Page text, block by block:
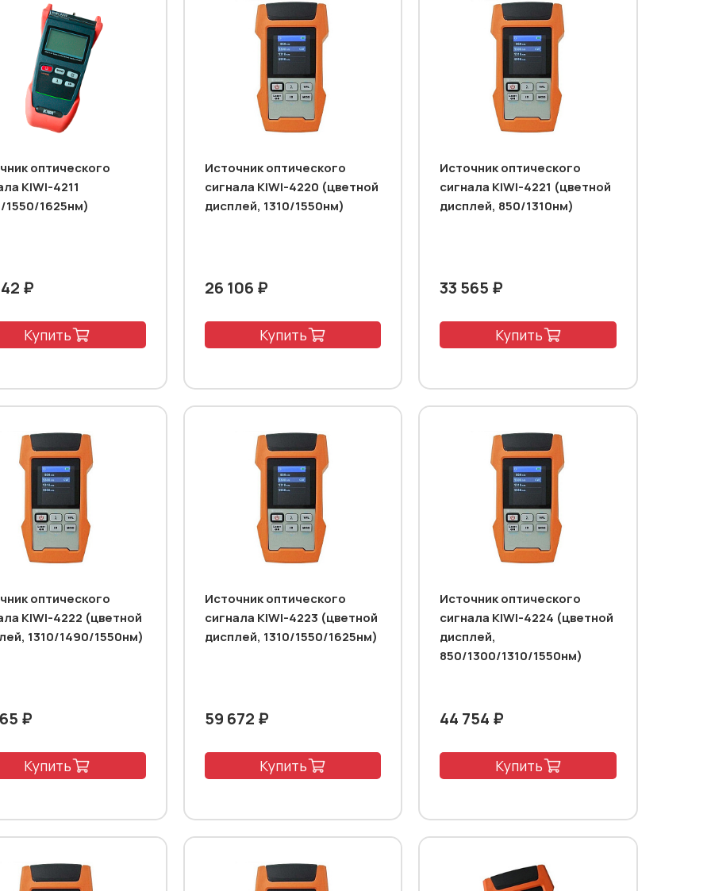
оптического
KIWI-4211
1550/1625нм)
₽
Купить
Источник оптического
сигнала KIWI-4220 (цветной
дисплей, 1310/1550нм)
26 106 ₽
Купить
Источник оптического
сигнала KIWI-4221 (цветной
дисплей, 850/1310нм)
33 565 ₽
Купить
оптического
KIWI-4222 (цветной
1310/1490/1550нм)
₽
Купить
Источник оптического
сигнала KIWI-4223 (цветной
дисплей, 1310/1550/1625нм)
59 672 ₽
Купить
Источник оптического
сигнала KIWI-4224 (цветной
дисплей,
850/1300/1310/1550нм)
44 754 ₽
Купить